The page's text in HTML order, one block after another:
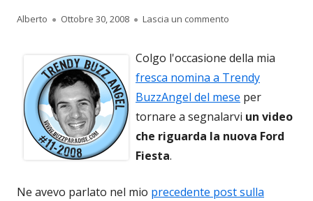
Autore
Alberto Pubblicato
Ottobre 30, 2008 Lascia un commento
Colgo l'occasione della mia
fresca nomina a Trendy
BuzzAngel del mese per
tornare a segnalarvi un video
che riguarda la nuova Ford
Fiesta.
Ne avevo parlato nel mio precedente post sulla